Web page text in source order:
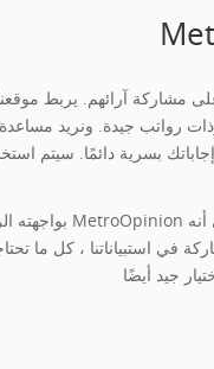
في استبياناتنا ، كل ما